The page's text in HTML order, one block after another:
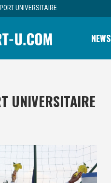
UNIVERSITAIRE
NEWS
UNIVERSITAIRE